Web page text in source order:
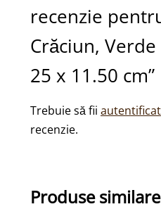
recenzie
Crăciun,
25 x 11.50 cm”
Trebuie să fii autentificat
recenzie.
Produse similare